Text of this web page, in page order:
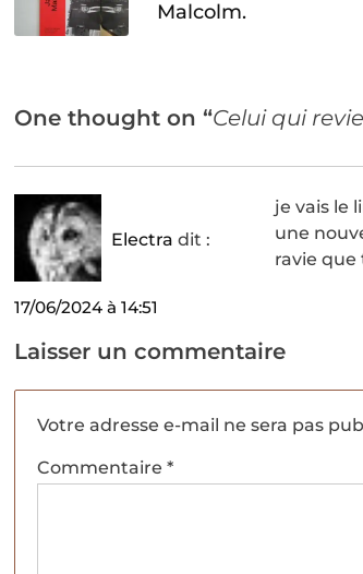
l’article
Malcolm.
One thought on “Celui qui
Electra dit :
17/06/2024 à 14:51
je vais le
une
ravie que
Laisser un commentaire
Votre adresse e-mail ne sera pas
Commentaire *